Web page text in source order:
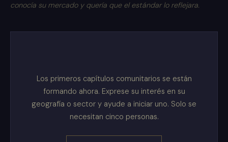
conocía su mercado y quería que el estándar lo reflejara.
Los primeros capítulos comunitarios se están
formando ahora. Exprese su interés en su
geografía o sector y ayude a iniciar uno. Solo se
necesitan cinco personas.